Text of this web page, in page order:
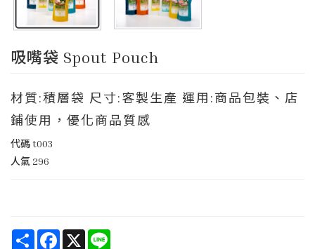
吸嘴袋 Spout Pouch
材質:積層袋 尺寸:客製生產 運用:商品包裝、店
鋪使用，優化商品質感
代碼t003
人氣 296
Share Facebook
X